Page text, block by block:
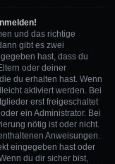
und das richtige
gibt es zwei
hast, dass du
oder deiner
du erhalten hast. Wenn
aktiviert werden. Bei
erst freigeschaltet
ein Administrator. Bei
nötig ist oder nicht.
Anweisungen.
eingegeben hast oder
du dir sicher bist,